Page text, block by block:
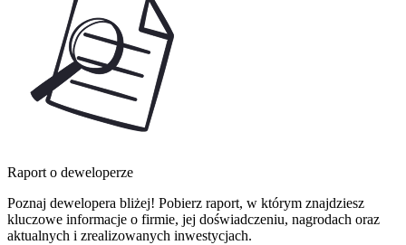
Raport o deweloperze
Poznaj dewelopera bliżej! Pobierz raport, w którym znajdziesz
kluczowe informacje o firmie, jej doświadczeniu, nagrodach oraz
aktualnych i zrealizowanych inwestycjach.